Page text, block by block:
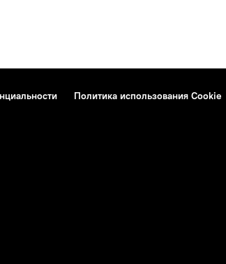
Политика использования Cookie